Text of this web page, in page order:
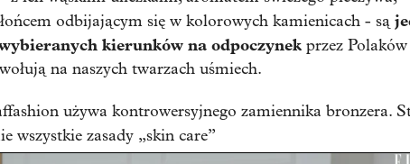
odbijającym się w kolorowych kamienicach - są
kierunków na odpoczynek przez Polaków
na naszych twarzach uśmiech.
używa kontrowersyjnego zamiennika bronzera.
wszystkie zasady „skin care”